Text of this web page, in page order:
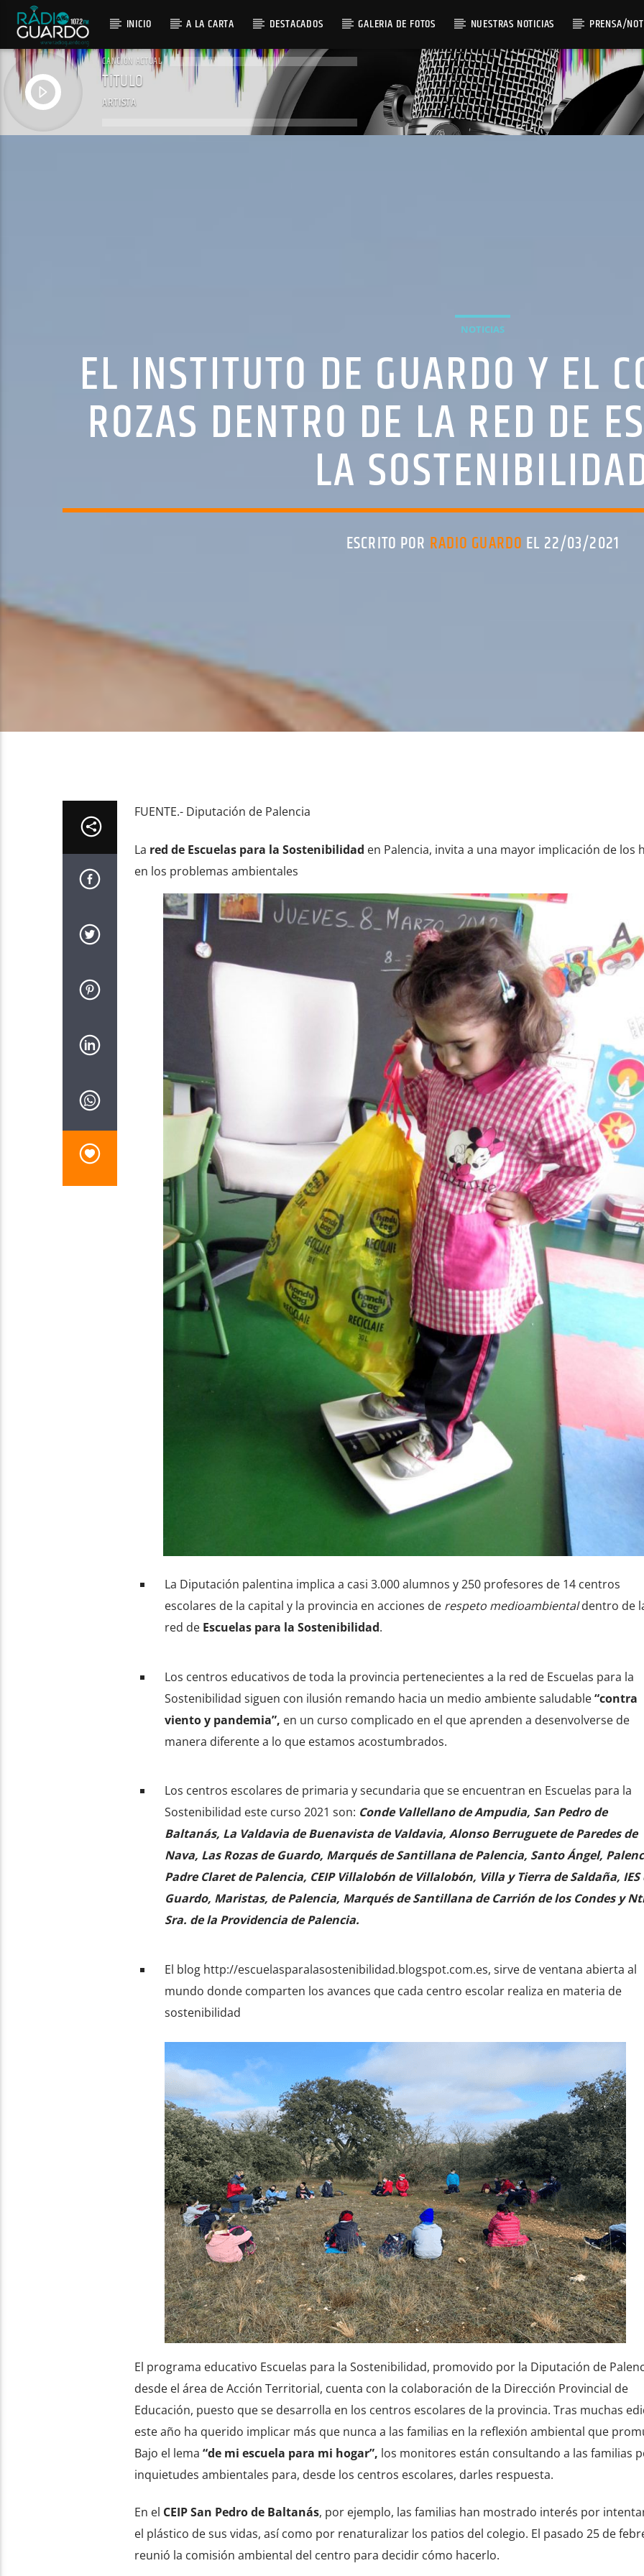
INICIO A LA CARTA DESTACADOS GALERIA DE FOTOS NUESTRAS NOTICIAS PRENSA/
CANCIÓN ACTUAL
TÍTULO
ARTISTA
NOTICIAS
EL INSTITUTO DE GUARDO Y EL
ROZAS DENTRO DE LA RED DE
LA
ESCRITO POR RADIO GUARDO EL 22/03/2021
FUENTE.- Diputación de Palencia
La red de Escuelas para la Sostenibilidad en Palencia, invita a una mayor implicación de los
en los problemas ambientales
La Diputación palentina implica a casi 3.000 alumnos y 250 profesores de 14 centros
escolares de la capital y la provincia en acciones de respeto medioambiental dentro de
red de Escuelas para la Sostenibilidad.
Los centros educativos de toda la provincia pertenecientes a la red de Escuelas para la
Sostenibilidad siguen con ilusión remando hacia un medio ambiente saludable“contra
viento y pandemia”, en un curso complicado en el que aprenden a desenvolverse de
manera diferente a lo que estamos acostumbrados.
Los centros escolares de primaria y secundaria que se encuentran en Escuelas para la
Sostenibilidad este curso 2021 son: Conde Vallellano de Ampudia, San Pedro de
Baltanás, La Valdavia de Buenavista de Valdavia, Alonso Berruguete de Paredes de
Nava, Las Rozas de Guardo, Marqués de Santillana de Palencia, Santo Ángel,
Padre Claret de Palencia, CEIP Villalobón de Villalobón, Villa y Tierra de Saldaña, IES
Guardo, Maristas, de Palencia, Marqués de Santillana de Carrión de los Condes y
Sra. de la Providencia de Palencia.
El blog http://escuelasparalasostenibilidad.blogspot.com.es, sirve de ventana abierta al
mundo donde comparten los avances que cada centro escolar realiza en materia de
sostenibilidad
El programa educativo Escuelas para la Sostenibilidad, promovido por la Diputación de
desde el área de Acción Territorial, cuenta con la colaboración de la Dirección Provincial de
Educación, puesto que se desarrolla en los centros escolares de la provincia. Tras muchas
este año ha querido implicar más que nunca a las familias en la reflexión ambiental que
Bajo el lema “de mi escuela para mi hogar”, los monitores están consultando a las familias
inquietudes ambientales para, desde los centros escolares, darles respuesta.
En el CEIP San Pedro de Baltanás, por ejemplo, las familias han mostrado interés por
el plástico de sus vidas, así como por renaturalizar los patios del colegio. El pasado 25 de
reunió la comisión ambiental del centro para decidir cómo hacerlo.